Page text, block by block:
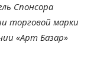
Спонсора
торговой марки
«Арт Базар»